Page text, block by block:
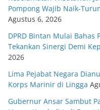
Pompong Wajib Naik-
Agustus 6, 2026
DPRD Bintan Mulai Bahas
Tekankan Sinergi Demi
2026
Lima Pejabat Negara
Korps Marinir di Lingga
Gubernur Ansar Sambut